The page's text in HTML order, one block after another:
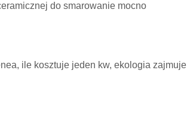
do smarowanie mocno
ile kosztuje jeden kw, ekologia zajmuje